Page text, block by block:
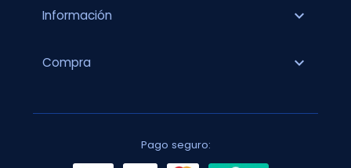
Información expand_more
Compra expand_more
Pago seguro: